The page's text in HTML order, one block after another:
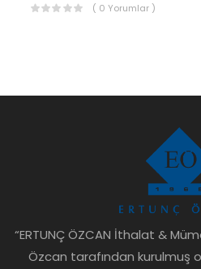
( 0 Yorumlar )
“ERTUNÇ ÖZCAN İthalat &
Özcan tarafından kurulmuş